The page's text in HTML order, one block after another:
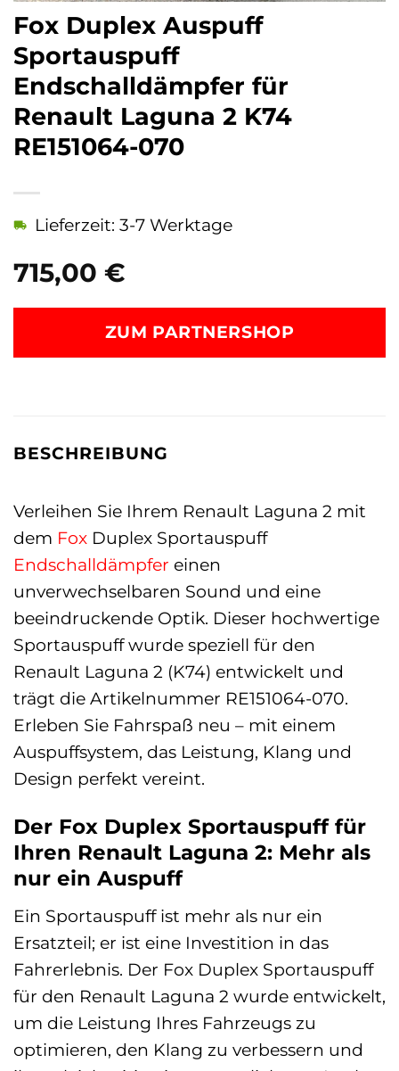
Fox Duplex Auspuff
Sportauspuff
Endschalldämpfer für
Renault Laguna 2 K74
RE151064-070
715,00 €
Lieferzeit: 3-7 Werktage
ZUM PARTNERSHOP
BESCHREIBUNG
Verleihen Sie Ihrem Renault Laguna 2 mit
dem Fox Duplex Sportauspuff
Endschalldämpfer einen
unverwechselbaren Sound und eine
beeindruckende Optik. Dieser hochwertige
Sportauspuff wurde speziell für den
Renault Laguna 2 (K74) entwickelt und
trägt die Artikelnummer RE151064-070.
Erleben Sie Fahrspaß neu – mit einem
Auspuffsystem, das Leistung, Klang und
Design perfekt vereint.
Der Fox Duplex Sportauspuff für
Ihren Renault Laguna 2: Mehr als
nur ein Auspuff
Ein Sportauspuff ist mehr als nur ein
Ersatzteil; er ist eine Investition in das
Fahrerlebnis. Der Fox Duplex Sportauspuff
für den Renault Laguna 2 wurde entwickelt,
um die Leistung Ihres Fahrzeugs zu
optimieren, den Klang zu verbessern und